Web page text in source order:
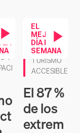
LA
en vídeo
Y
EL
MEJOR
DÍA DE LA
SEMANA
Contenido en
TURISMO
ACCESIBLE
El 87 %
de los
extrem